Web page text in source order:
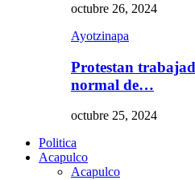
octubre 26, 2024
Ayotzinapa
Protestan
normal de…
octubre 25, 2024
Politica
Acapulco
Acapulco